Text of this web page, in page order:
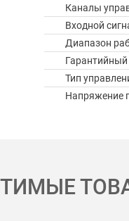
Каналы
Входной
Диапазон
Гарантийный
Тип
Напряжение